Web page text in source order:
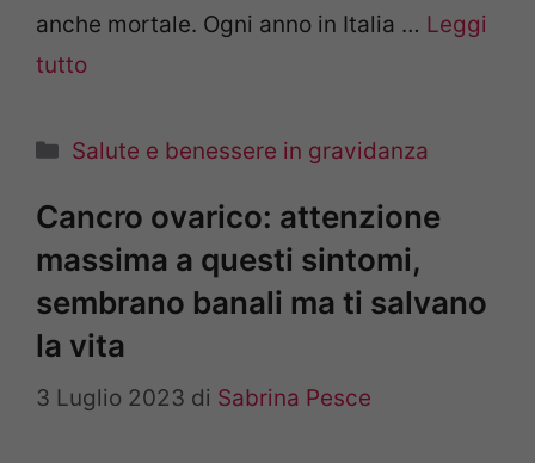
anche mortale. Ogni anno in Italia … Leggi
tutto
Categorie
Salute e benessere in gravidanza
Cancro ovarico: attenzione
massima a questi sintomi,
sembrano banali ma ti salvano
la vita
3 Luglio 2023 di Sabrina Pesce